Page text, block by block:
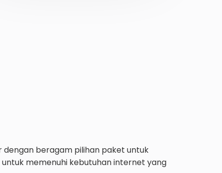
beragam pilihan paket untuk
memenuhi kebutuhan internet yang